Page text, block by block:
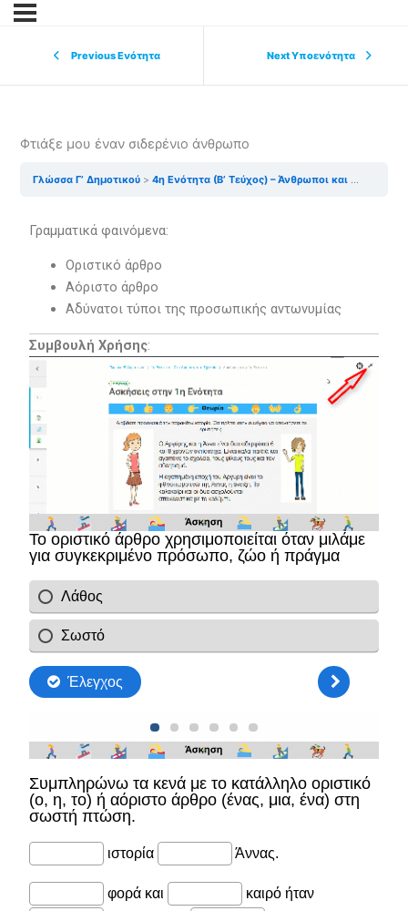
Previous Ενότητα Next Υποενότητα
Φτιάξε μου έναν σιδερένιο άνθρωπο
Γλώσσα Γ’ Δημοτικού 4η Ενότητα (Β’ Τεύχος) – Άνθρωποι και μηχανές
Γραμματικά φαινόμενα:
Οριστικό άρθρο
Αόριστο άρθρο
Αδύνατοι τύποι της προσωπικής αντωνυμίας
Συμβουλή Χρήσης: